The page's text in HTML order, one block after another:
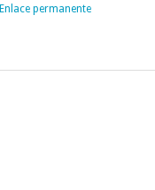
Enlace permanente